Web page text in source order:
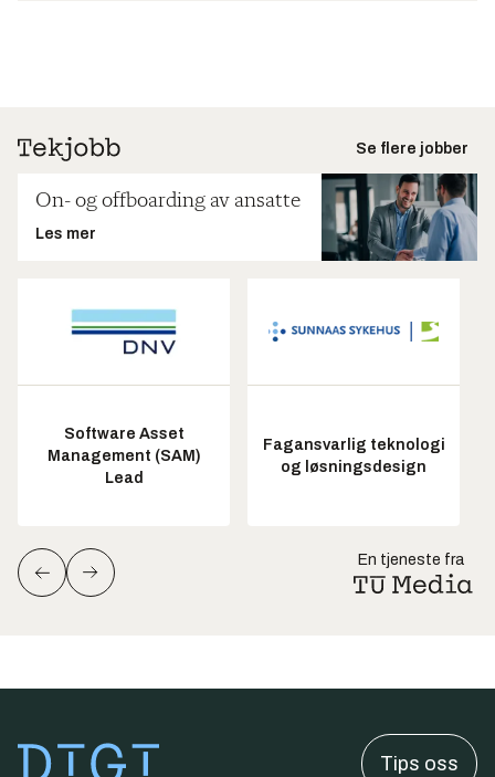
Se flere jobber
On- og offboarding av ansatte
Les mer
Software Asset
Management (SAM)
Lead
Fagansvarlig teknologi
og løsningsdesign
En tjeneste fra
Tips oss